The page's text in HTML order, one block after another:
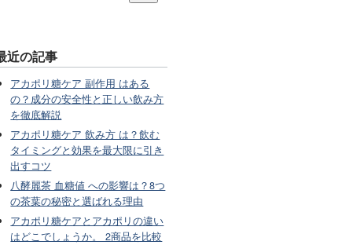
近の記事
アカポリ糖ケア 副作用 はある
の？成分の安全性と正しい飲み方
を徹底解説
アカポリ糖ケア 飲み方 は？飲む
タイミングと効果を最大限に引き
出すコツ
八酵麗茶 血糖値 への影響は？8つ
の茶葉の秘密と選ばれる理由
アカポリ糖ケアとアカポリの違い
はどこでしょうか。 2商品を比較